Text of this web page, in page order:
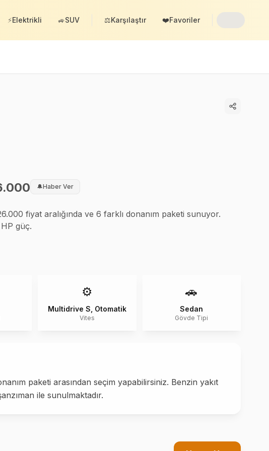
⚡Elektrikli 🚙SUV ⚖️Karşılaştır ❤️Favoriler
🔔Haber Ver
fiyat aralığında ve 6 farklı donanım paketi sunuyor.
güç.
⚙️
Multidrive S, Otomatik
Vites
🚗
Sedan
Gövde Tipi
paketi arasından seçim yapabilirsiniz. Benzin yakıt
ile sunulmaktadır.